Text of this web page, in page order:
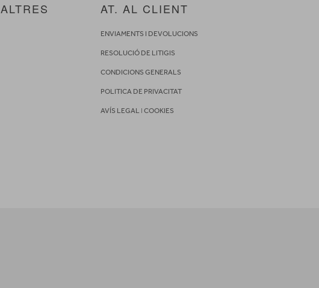
AT. AL CLIENT
ENVIAMENTS I DEVOLUCIONS
RESOLUCIÓ DE LITIGIS
CONDICIONS GENERALS
POLITICA DE PRIVACITAT
AVÍS LEGALI COOKIES